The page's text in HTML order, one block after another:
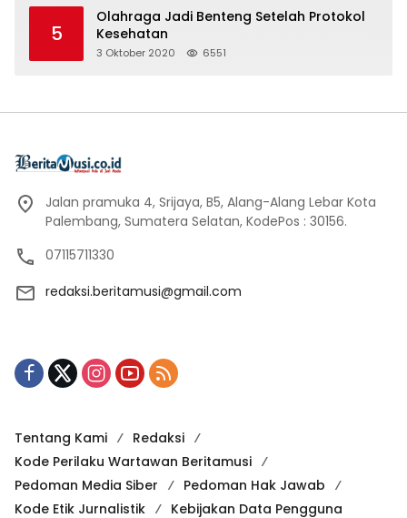
5
Olahraga Jadi Benteng Setelah Protokol
Kesehatan
3 Oktober 2020 6551
Jalan pramuka 4, Srijaya, B5, Alang-Alang Lebar Kota
Palembang, Sumatera Selatan, KodePos : 30156.
07115711330
redaksi.beritamusi@gmail.com
Tentang Kami
Redaksi
Kode Perilaku Wartawan Beritamusi
Pedoman Media Siber
Pedoman Hak Jawab
Kode Etik Jurnalistik
Kebijakan Data Pengguna